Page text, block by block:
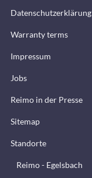
Datenschutzerklärung
Warranty terms
Impressum
Jobs
Reimo in der Presse
Sitemap
Standorte
Reimo - Egelsbach